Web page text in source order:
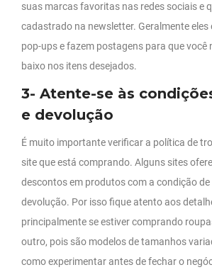
suas marcas favoritas nas redes sociais e
cadastrado na newsletter. Geralmente eles
pop-ups e fazem postagens para que você
baixo nos itens desejados.
3- Atente-se às
e devolução
É muito importante verificar a política de
site que está comprando. Alguns sites
descontos em produtos com a condição
devolução. Por isso fique atento aos
principalmente se estiver comprando
outro, pois são modelos de tamanhos
como experimentar antes de fechar o